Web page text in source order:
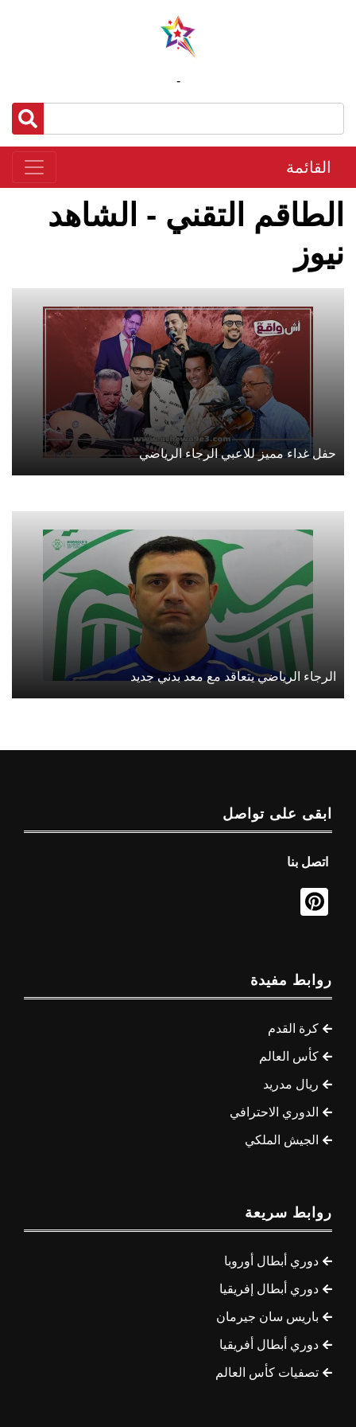
-
القائمة
الطاقم التقني - الشاهد
نيوز
حفل غداء مميز للاعبي الرجاء الرياضي
الرجاء الرياضي يتعاقد مع معد بدني جديد
ابقى على تواصل
اتصل بنا
روابط مفيدة
كرة القدم
كأس العالم
ريال مدريد
الدوري الاحترافي
الجيش الملكي
روابط سريعة
دوري أبطال أوروبا
دوري أبطال إفريقيا
باريس سان جيرمان
دوري أبطال أفريقيا
تصفيات كأس العالم